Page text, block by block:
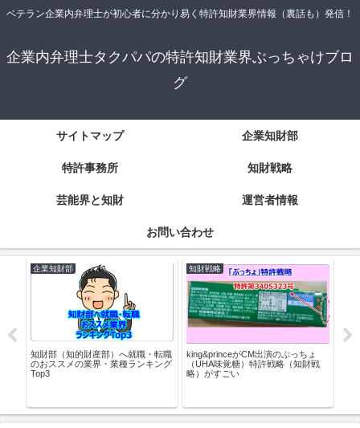
ベテラン企業内弁理士が初心者に分かり易く特許知財業界情報（裏話も）発信！
企業内弁理士タクパパの特許知財業界ぶっちゃけブロ
グ
サイトマップ 企業知財部
特許事務所 知財戦略
芸能界と知財 運営者情報
お問い合わせ
企業知財部
知財部（知的財産部）へ就職・転職
のおススメの業界・業種ランキング
Top3
知財戦略
king&princeがCM出演のぷっちょ
（UHA味覚糖）特許戦略（知財戦
略）がすごい